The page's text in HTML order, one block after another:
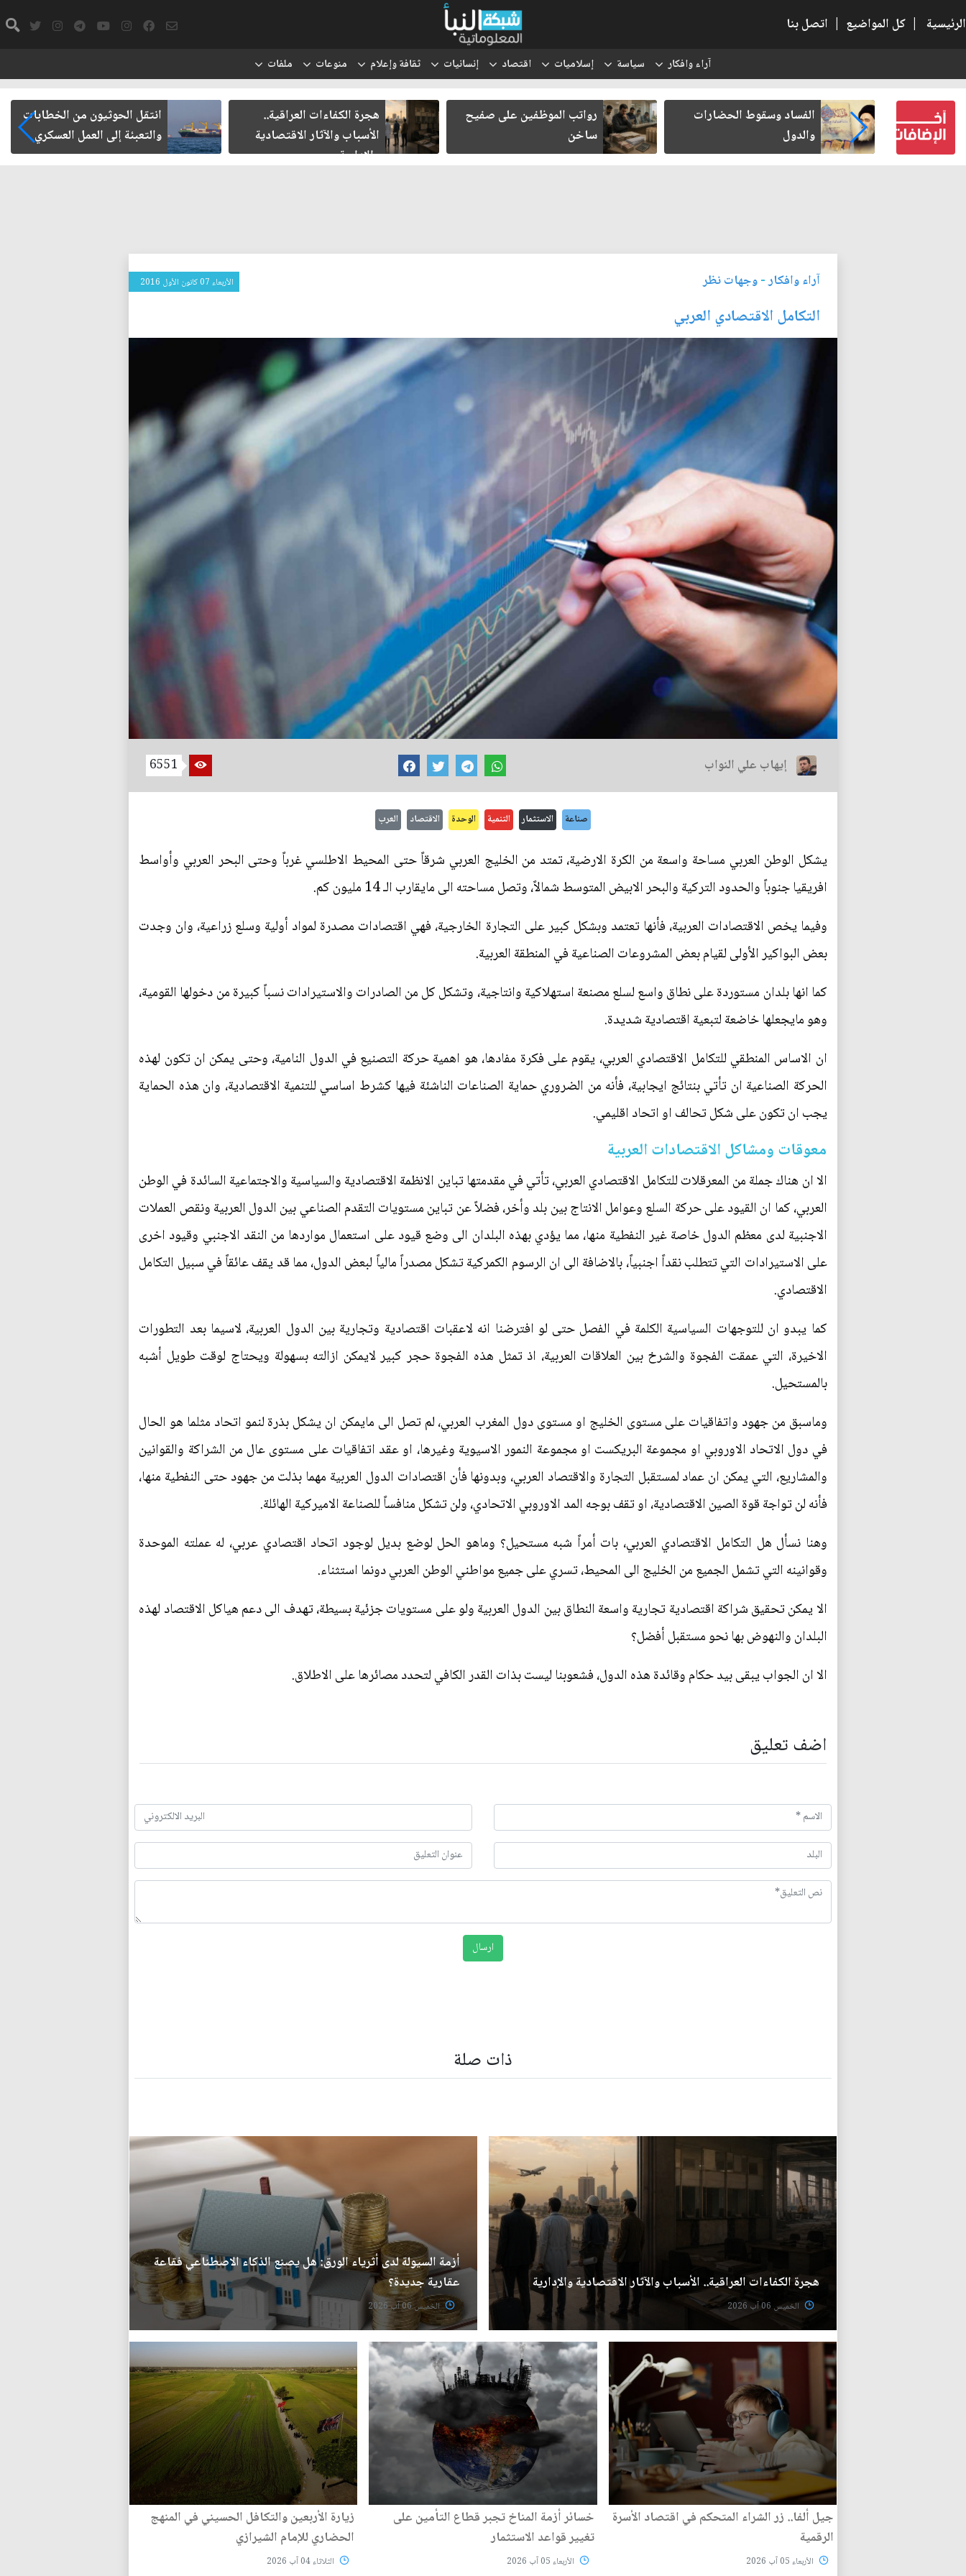
الرئيسية | كل المواضيع | اتصل بنا
آراء وافكار سياسة إسلاميات اقتصاد إنسانيات ثقافة وإعلام منوعات ملفات
كتب لنفسه
الفساد وسقوط الحضارات
والدول
رواتب الموظفين على صفيح
ساخن
هجرة الكفاءات العراقية..
الأسباب والآثار الاقتصادية
والإدارية
انتقل الحوثيون من الخطابات
والتعبئة إلى العمل العسكري
آراء وافكار-وجهات نظر الأربعاء 07 كانون الأول 2016
التكامل الاقتصادي العربي
إيهاب علي النواب 6551
صناعة الاستثمار التنمية الوحدة الاقتصاد العرب
يشكل الوطن العربي مساحة واسعة من الكرة الارضية، تمتد من الخليج العربي شرقاً حتى المحيط الاطلسي غرباً وحتى البحر العربي وأواسط
افريقيا جنوباً والحدود التركية والبحر الابيض المتوسط شمالاً، وتصل مساحته الى مايقارب الـ 14 مليون كم.
وفيما يخص الاقتصادات العربية، فأنها تعتمد وبشكل كبير على التجارة الخارجية، فهي اقتصادات مصدرة لمواد أولية وسلع زراعية، وان وجدت
بعض البواكير الأولى لقيام بعض المشروعات الصناعية في المنطقة العربية.
كما انها بلدان مستوردة على نطاق واسع لسلع مصنعة استهلاكية وانتاجية، وتشكل كل من الصادرات والاستيرادات نسباً كبيرة من دخولها القومية،
وهو مايجعلها خاضعة لتبعية اقتصادية شديدة.
ان الاساس المنطقي للتكامل الاقتصادي العربي، يقوم على فكرة مفادها، هو اهمية حركة التصنيع في الدول النامية، وحتى يمكن ان تكون لهذه
الحركة الصناعية ان تأتي بنتائج ايجابية، فأنه من الضروري حماية الصناعات الناشئة فيها كشرط اساسي للتنمية الاقتصادية، وان هذه الحماية
يجب ان تكون على شكل تحالف او اتحاد اقليمي.
معوقات ومشاكل الاقتصادات العربية
الا ان هناك جملة من المعرقلات للتكامل الاقتصادي العربي، تأتي في مقدمتها تباين الانظمة الاقتصادية والسياسية والاجتماعية السائدة في الوطن
العربي، كما ان القيود على حركة السلع وعوامل الانتاج بين بلد وأخر، فضلاً عن تباين مستويات التقدم الصناعي بين الدول العربية ونقص العملات
الاجنبية لدى معظم الدول خاصة غير النفطية منها، مما يؤدي بهذه البلدان الى وضع قيود على استعمال مواردها من النقد الاجنبي وقيود اخرى
على الاستيرادات التي تتطلب نقداً اجنبياً، بالاضافة الى ان الرسوم الكمركية تشكل مصدراً مالياً لبعض الدول، مما قد يقف عائقاً في سبيل التكامل
الاقتصادي.
كما يبدو ان للتوجهات السياسية الكلمة في الفصل حتى لو افترضنا انه لاعقبات اقتصادية وتجارية بين الدول العربية، لاسيما بعد التطورات
الاخيرة، التي عمقت الفجوة والشرخ بين العلاقات العربية، اذ تمثل هذه الفجوة حجر كبير لايمكن ازالته بسهولة ويحتاج لوقت طويل أشبه
بالمستحيل.
وماسبق من جهود واتفاقيات على مستوى الخليج او مستوى دول المغرب العربي، لم تصل الى مايمكن ان يشكل بذرة لنمو اتحاد مثلما هو الحال
في دول الاتحاد الاوروبي او مجموعة البريكست او مجموعة النمور الاسيوية وغيرها، او عقد اتفاقيات على مستوى عال من الشراكة والقوانين
والمشاريع، التي يمكن ان عماد لمستقبل التجارة والاقتصاد العربي، وبدونها فأن اقتصادات الدول العربية مهما بذلت من جهود حتى النفطية منها،
فأنه لن تواجة قوة الصين الاقتصادية، او تقف بوجه المد الاوروبي الاتحادي، ولن تشكل منافساً للصناعة الاميركية الهائلة.
وهنا نسأل هل التكامل الاقتصادي العربي، بات أمراً شبه مستحيل؟ وماهو الحل لوضع بديل لوجود اتحاد اقتصادي عربي، له عملته الموحدة
وقوانينه التي تشمل الجميع من الخليج الى المحيط، تسري على جميع مواطني الوطن العربي دونما استثناء.
الا يمكن تحقيق شراكة اقتصادية تجارية واسعة النطاق بين الدول العربية ولو على مستويات جزئية بسيطة، تهدف الى دعم هياكل الاقتصاد لهذه
البلدان والنهوض بها نحو مستقبل أفضل؟
الا ان الجواب يبقى بيد حكام وقائدة هذه الدول، فشعوبنا ليست بذات القدر الكافي لتحدد مصائرها على الاطلاق.
اضف تعليق
ذات صلة
هجرة الكفاءات العراقية.. الأسباب والآثار الاقتصادية والإدارية
الخميس 06 آب 2026
أزمة السيولة لدى أثرياء الورق: هل يصنع الذكاء الاصطناعي فقاعة
عقارية جديدة؟
الخميس 06 آب 2026
جيل ألفا.. زر الشراء المتحكم في اقتصاد الأسرة
الرقمية
الأربعاء 05 آب 2026
خسائر أزمة المناخ تجبر قطاع التأمين على
تغيير قواعد الاستثمار
الأربعاء 05 آب 2026
زيارة الأربعين والتكافل الحسيني في المنهج
الحضاري للإمام الشيرازي
الثلاثاء 04 آب 2026